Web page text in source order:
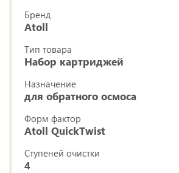
Бренд
Atoll
Тип товара
Набор картриджей
Назначение
для обратного осмоса
Форм фактор
Atoll QuickTwist
Ступеней очистки
4